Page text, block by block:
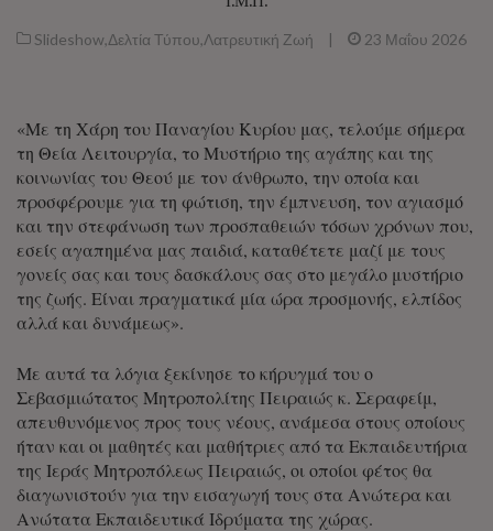
Slideshow,Δελτία Τύπου,Λατρευτική Ζωή | 23 Μαΐου 2026
«Με τη Χάρη του Παναγίου Κυρίου μας, τελούμε σήμερα
τη Θεία Λειτουργία, το Μυστήριο της αγάπης και της
κοινωνίας του Θεού με τον άνθρωπο, την οποία και
προσφέρουμε για τη φώτιση, την έμπνευση, τον αγιασμό
και την στεφάνωση των προσπαθειών τόσων χρόνων που,
εσείς αγαπημένα μας παιδιά, καταθέτετε μαζί με τους
γονείς σας και τους δασκάλους σας στο μεγάλο μυστήριο
της ζωής. Είναι πραγματικά μία ώρα προσμονής, ελπίδος
αλλά και δυνάμεως».
Με αυτά τα λόγια ξεκίνησε το κήρυγμά του ο
Σεβασμιώτατος Μητροπολίτης Πειραιώς κ. Σεραφείμ,
απευθυνόμενος προς τους νέους, ανάμεσα στους οποίους
ήταν και οι μαθητές και μαθήτριες από τα Εκπαιδευτήρια
της Ιεράς Μητροπόλεως Πειραιώς, οι οποίοι φέτος θα
διαγωνιστούν για την εισαγωγή τους στα Ανώτερα και
Ανώτατα Εκπαιδευτικά Ιδρύματα της χώρας.